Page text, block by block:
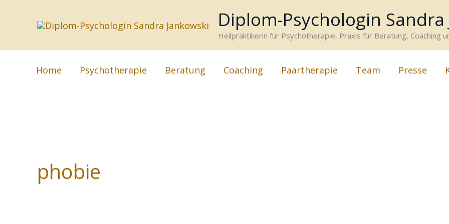
Diplom-Psychologin Sandra
Heilpraktikerin für Psychotherapie, Praxis für Beratung, Coaching
Home Psychotherapie Beratung Coaching Paartherapie Team Presse
phobie